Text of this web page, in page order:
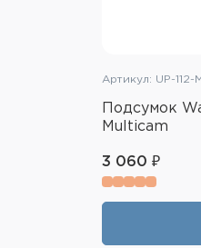
Артикул: UP-112-
Подсумок
Multicam
3 060 ₽